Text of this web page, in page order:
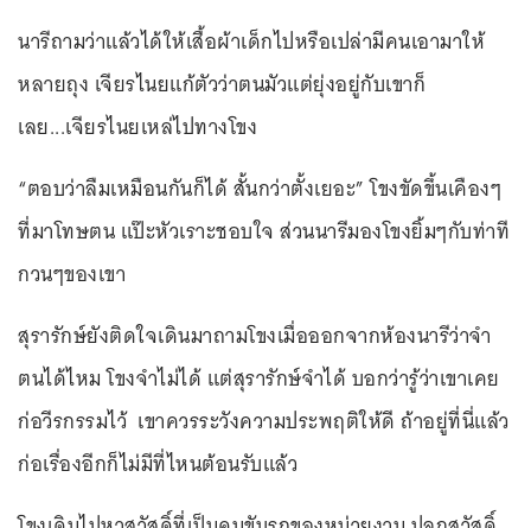
นารีถามว่าแล้วได้ให้เสื้อผ้าเด็กไปหรือเปล่ามีคนเอามาให้
หลายถุง เจียรไนยแก้ตัวว่าตนมัวแต่ยุ่งอยู่กับเขาก็
เลย...เจียรไนยเหล่ไปทางโขง
“ตอบว่าลืมเหมือนกันก็ได้ สั้นกว่าตั้งเยอะ” โขงขัดขึ้นเคืองๆ
ที่มาโทษตน แป๊ะหัวเราะชอบใจ ส่วนนารีมองโขงยิ้มๆกับท่าที
กวนๆของเขา
สุรารักษ์ยังติดใจเดินมาถามโขงเมื่อออกจากห้องนารีว่าจำ
ตนได้ไหม โขงจำไม่ได้ แต่สุรารักษ์จำได้ บอกว่ารู้ว่าเขาเคย
ก่อวีรกรรมไว้ เขาควรระวังความประพฤติให้ดี ถ้าอยู่ที่นี่แล้ว
ก่อเรื่องอีกก็ไม่มีที่ไหนต้อนรับแล้ว